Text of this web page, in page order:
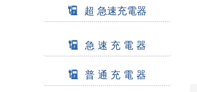
超 急速充電器
急 速 充 電 器
普 通 充 電 器